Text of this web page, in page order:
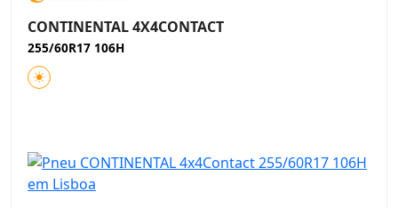
CONTINENTAL 4X4CONTACT
255/60R17 106H